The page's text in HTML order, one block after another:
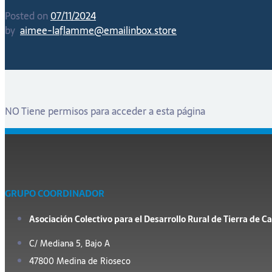
Posted on07/11/2024
by aimee-laflamme@emailinbox.store
NO Tiene permisos para acceder a esta página
GRUPO COORDINADOR
Asociación Colectivo para el Desarrollo Rural de Tierra de
C/ Mediana 5, Bajo A
47800 Medina de Rioseco